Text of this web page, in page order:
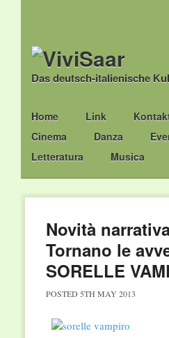
Das deutsch-italienische
Main menu
Skip
to
content
Home Link
Cinema
Danza
Letteratura
Musica
Novità
Tornano le
SORELLE
POSTED 5TH MAY 2013